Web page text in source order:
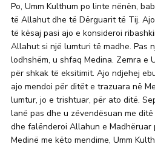
Po, Umm Kulthum po linte nënën,
të Allahut dhe të Dërguarit të Tij.
të kësaj pasi ajo e konsideroi
Allahut si një lumturi të madhe. Pas
lodhshëm, u shfaq Medina. Zemra e
për shkak të eksitimit. Ajo ndjehej
ajo mendoi për ditët e trazuara në
lumtur, jo e trishtuar, për ato ditë.
lanë pas dhe u zëvendësuan me
dhe falënderoi Allahun e Madhëruar
Medinë me këto mendime, Umm